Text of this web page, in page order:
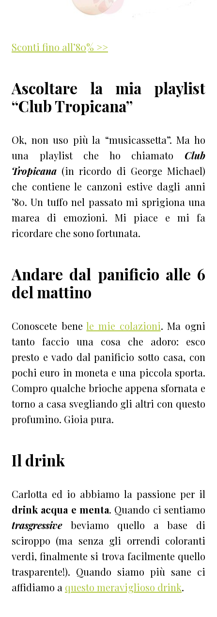
Sconti fino all’80% >>
Ascoltare la mia playlist
“Club Tropicana”
Ok, non uso più la “musicassetta”. Ma ho
una playlist che ho chiamato Club
Tropicana (in ricordo di George Michael)
che contiene le canzoni estive dagli anni
’80. Un tuffo nel passato mi sprigiona una
marea di emozioni. Mi piace e mi fa
ricordare che sono fortunata.
Andare dal panificio alle 6
del mattino
Conoscete benele mie colazioni. Ma ogni
tanto faccio una cosa che adoro: esco
presto e vado dal panificio sotto casa, con
pochi euro in moneta e una piccola sporta.
Compro qualche brioche appena sfornata e
torno a casa svegliando gli altri con questo
profumino. Gioia pura.
Il drink
Carlotta ed io abbiamo la passione per il
drink acqua e menta. Quando ci sentiamo
trasgressivebeviamo quello a base di
sciroppo (ma senza gli orrendi coloranti
verdi, finalmente si trova facilmente quello
trasparente!). Quando siamo più sane ci
affidiamo a questo meraviglioso drink.